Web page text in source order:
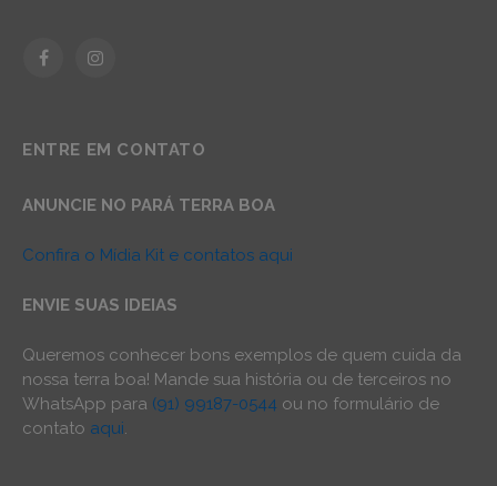
FacebookInstagram
ENTRE EM CONTATO
ANUNCIE NO PARÁ TERRA BOA
Confira o Mídia Kit e contatos aqui
ENVIE SUAS IDEIAS
Queremos conhecer bons exemplos de quem cuida da
nossa terra boa! Mande sua história ou de terceiros no
WhatsApp para (91) 99187-0544 ou no formulário de
contato aqui.